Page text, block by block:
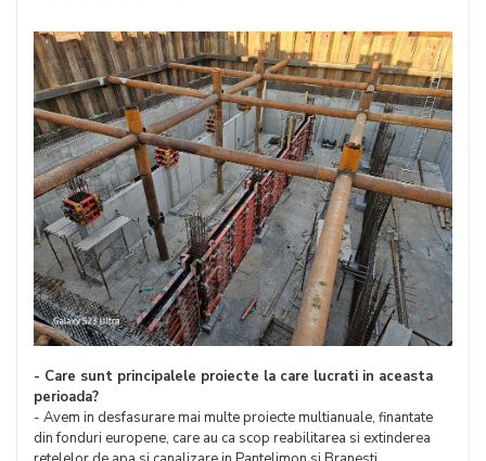
- Care sunt principalele proiecte la care lucrati in aceasta
perioada?
- Avem in desfasurare mai multe proiecte multianuale, finantate
din fonduri europene, care au ca scop reabilitarea si extinderea